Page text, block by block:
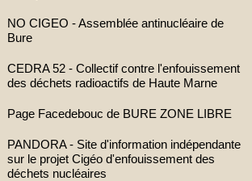
NO CIGEO - Assemblée antinucléaire de
Bure
CEDRA 52 - Collectif contre l'enfouissement
des déchets radioactifs de Haute Marne
Page Facedebouc de BURE ZONE LIBRE
PANDORA - Site d'information indépendante
sur le projet Cigéo d'enfouissement des
déchets nucléaires